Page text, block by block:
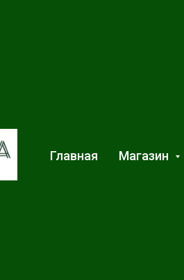
Главная Магазин